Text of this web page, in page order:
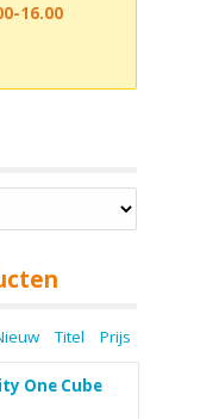
16.00
Titel Prijs
One Cube